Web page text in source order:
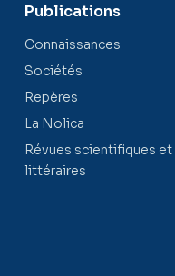
Publications
Connaissances
Sociétés
Repères
La Nolica
Révues scientifiques et
littéraires